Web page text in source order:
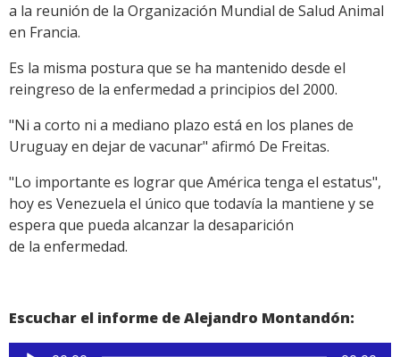
a la reunión de la Organización Mundial de Salud Animal
en Francia.
Es la misma postura que se ha mantenido desde el
reingreso de la enfermedad a principios del 2000.
"Ni a corto ni a mediano plazo está en los planes de
Uruguay en dejar de vacunar" afirmó De Freitas.
"Lo importante es lograr que América tenga el estatus",
hoy es Venezuela el único que todavía la mantiene y se
espera que pueda alcanzar la desaparición
de la enfermedad.
Escuchar el informe de Alejandro Montandón:
Reproductor